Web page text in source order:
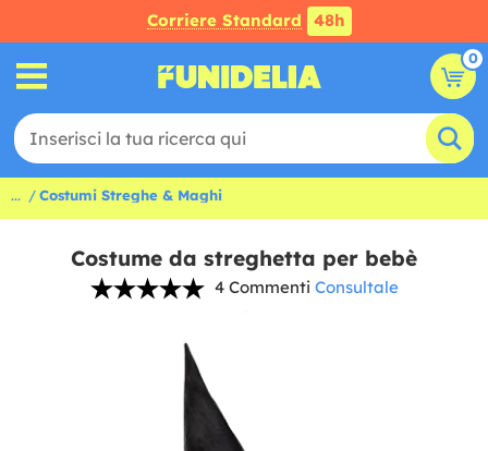
Corriere Standard 48h
0
... Costumi Streghe & Maghi
Costume da streghetta per bebè
4 Commenti Consultale